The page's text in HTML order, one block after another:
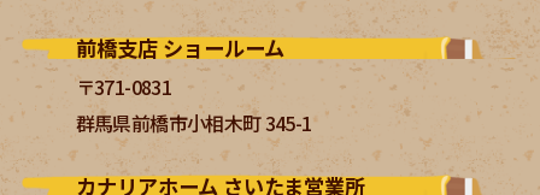
前橋支店 ショールーム
〒371-0831
群馬県前橋市小相木町 345-1
カナリアホーム さいたま営業所